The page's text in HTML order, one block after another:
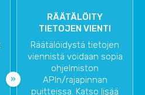
RÄÄTÄLÖITY
TIETOJEN VIENTI
Räätälöidystä tietojen
viennistä voidaan sopia
ohjelmiston
APIn/rajapinnan
puitteissa. Katso lisää